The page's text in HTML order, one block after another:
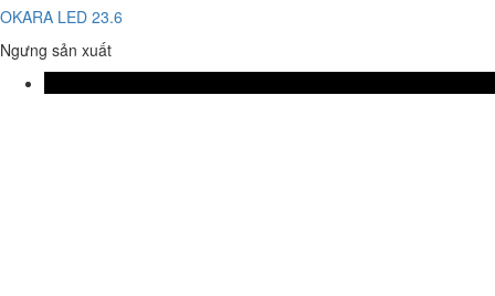
OKARA LED 23.6
Ngưng sản xuất